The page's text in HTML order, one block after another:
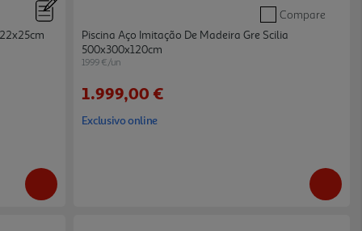
Compare
Piscina Aço Imitação De Madeira Gre Scilia
500x300x120cm
1999 €/un
1.999,00 €
Exclusivo online